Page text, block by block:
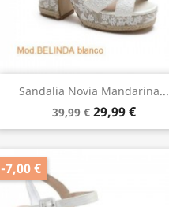
Sandalia Novia Mandarina...
39,99 € 29,99 €
 Vista rápida
-7,00 €